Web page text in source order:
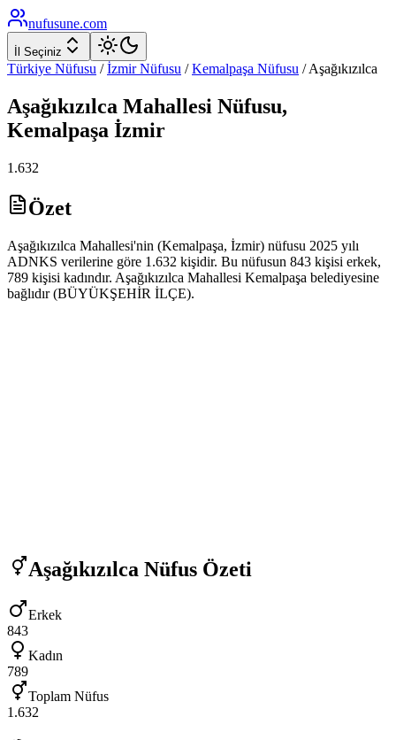
nufusune.com
İl Seçiniz
Türkiye Nüfusu / İzmirNüfusu / Kemalpaşa Nüfusu /Aşağıkızılca
Aşağıkızılca Mahallesi Nüfusu,
Kemalpaşa İzmir
1.632
Özet
Aşağıkızılca Mahallesi'nin (Kemalpaşa, İzmir) nüfusu 2025 yılı
ADNKS verilerine göre 1.632 kişidir. Bu nüfusun 843 kişisi erkek,
789 kişisi kadındır. Aşağıkızılca Mahallesi Kemalpaşa belediyesine
bağlıdır (BÜYÜKŞEHİR İLÇE).
Aşağıkızılca Nüfus Özeti
Erkek
843
Kadın
789
Toplam Nüfus
1.632